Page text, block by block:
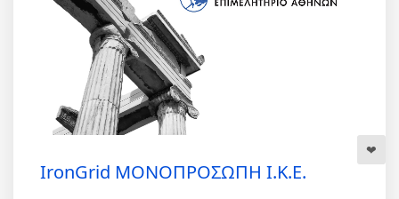
IronGrid ΜΟΝΟΠΡΟΣΩΠΗ Ι.Κ.Ε.